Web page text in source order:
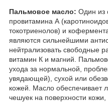
Пальмовое масло: Один из
провитамина А
токотриенолов) и
являются сильнейшими
нейтрализовать свободные
витамин К и магний.
ухода за нормальной,
увядающей), сухой или
кожей. Масло обеспечивает
чешуек на поверхности